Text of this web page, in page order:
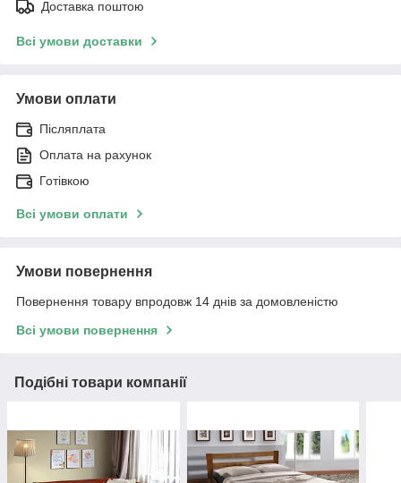
Доставка поштою
Всі умови доставки
Умови оплати
Післяплата
Оплата на рахунок
Готівкою
Всі умови оплати
Умови повернення
Повернення товару впродовж 14 днів за домовленістю
Всі умови повернення
Подібні товари компанії